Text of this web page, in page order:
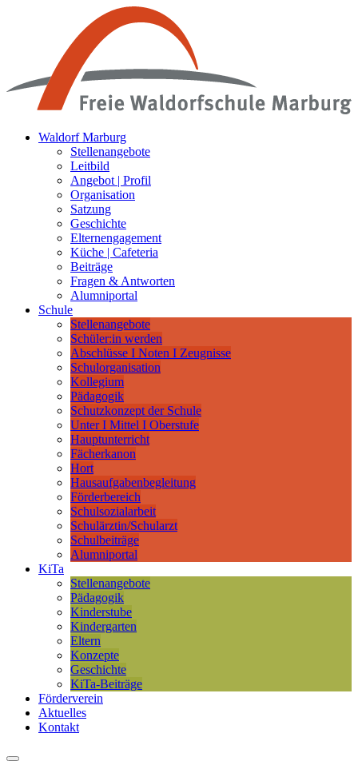
Waldorf Marburg
Stellenangebote
Leitbild
Angebot | Profil
Organisation
Satzung
Geschichte
Elternengagement
Küche | Cafeteria
Beiträge
Fragen & Antworten
Alumniportal
Schule
Stellenangebote
Schüler:in werden
Abschlüsse I Noten I Zeugnisse
Schulorganisation
Kollegium
Pädagogik
Schutzkonzept der Schule
Unter I Mittel I Oberstufe
Hauptunterricht
Fächerkanon
Hort
Hausaufgabenbegleitung
Förderbereich
Schulsozialarbeit
Schulärztin/Schularzt
Schulbeiträge
Alumniportal
KiTa
Stellenangebote
Pädagogik
Kinderstube
Kindergarten
Eltern
Konzepte
Geschichte
KiTa-Beiträge
Förderverein
Aktuelles
Kontakt